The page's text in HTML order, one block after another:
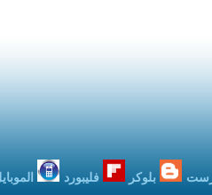
الموبايل بودكاست